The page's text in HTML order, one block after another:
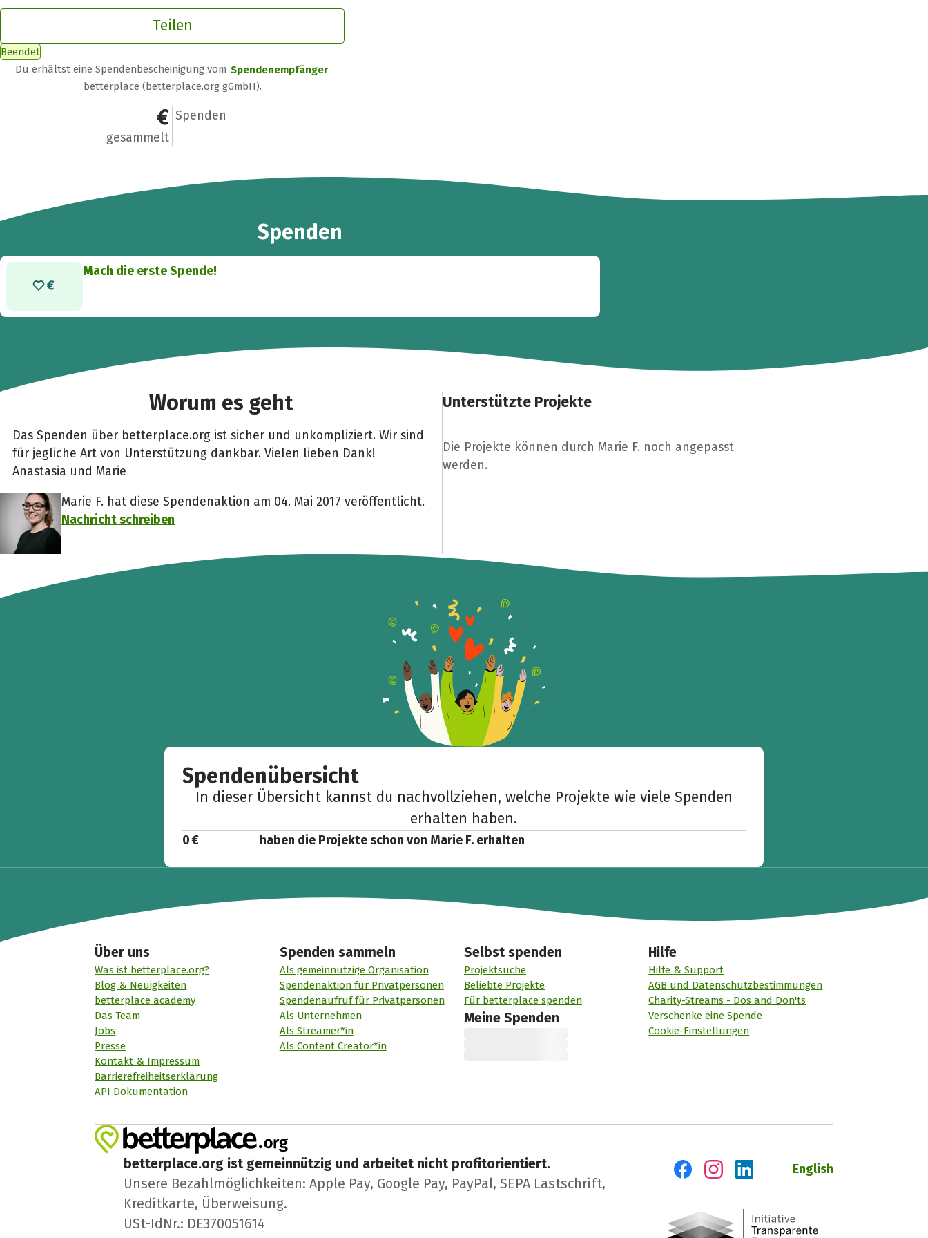
Teilen
Beendet
Du erhältst eine Spendenbescheinigung vom Spendenempfänger
betterplace (betterplace.org gGmbH).
0 €
gesammelt
0
Spenden
Spenden
Mach die erste Spende!
Worum es geht
Das Spenden über betterplace.org ist sicher und unkompliziert. Wir sind
für jegliche Art von Unterstützung dankbar. Vielen lieben Dank!
Anastasia und Marie
Marie F. hat diese Spendenaktion am 04. Mai 2017 veröffentlicht.
Nachricht schreiben
Unterstützte Projekte
Die Projekte können durch Marie F. noch angepasst
werden.
Spendenübersicht
In dieser Übersicht kannst du nachvollziehen, welche Projekte wie viele Spenden
erhalten haben.
0 € haben die Projekte schon von Marie F. erhalten
Teile die Spendenaktion
Hilf mit noch mehr Spenden zu sammeln!
WhatsApp Messenger
Über uns
Was ist betterplace.org?
Blog & Neuigkeiten
betterplace academy
Das Team
Jobs
Presse
Kontakt & Impressum
Barrierefreiheitserklärung
API Dokumentation
Spenden sammeln
Als gemeinnützige Organisation
Spendenaktion für Privatpersonen
Spendenaufruf für Privatpersonen
Als Unternehmen
Als Streamer*in
Als Content Creator*in
Selbst spenden
Projektsuche
Beliebte Projekte
Für betterplace spenden
Meine Spenden
Hilfe
Hilfe & Support
AGB und Datenschutzbestimmungen
Charity-Streams - Dos and Don'ts
Verschenke eine Spende
Cookie-Einstellungen
betterplace.org ist gemeinnützig und arbeitet nicht profitorientiert.
Unsere Bezahlmöglichkeiten: Apple Pay, Google Pay, PayPal, SEPA Lastschrift,
Kreditkarte, Überweisung.
USt-IdNr.: DE370051614
English